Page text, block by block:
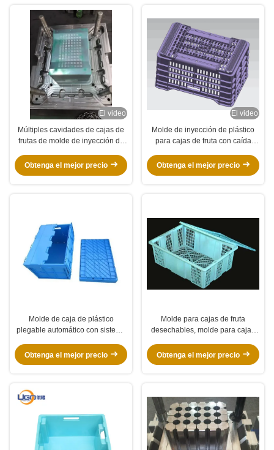
El video
Múltiples cavidades de cajas de
frutas de molde de inyección de
Obtenga el mejor precio
El video
Molde de inyección de plástico
para cajas de fruta con caída
Libia
Obtenga el mejor precio
Molde de caja de plástico
plegable automático con sistema
Obtenga el mejor precio
Molde para cajas de fruta
desechables, molde para cajas
semiautomático
Obtenga el mejor precio